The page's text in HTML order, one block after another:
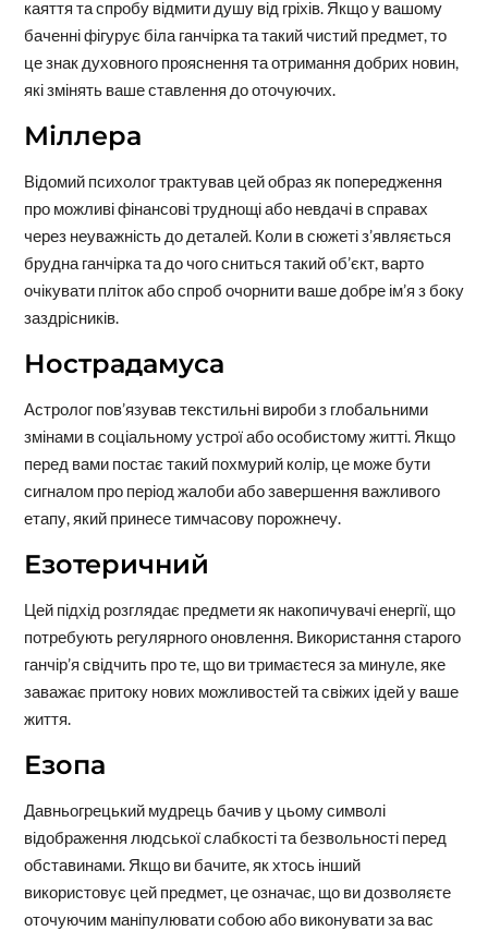
каяття та спробу відмити душу від гріхів. Якщо у вашому
баченні фігурує біла ганчірка та такий чистий предмет, то
це знак духовного прояснення та отримання добрих новин,
які змінять ваше ставлення до оточуючих.
Міллера
Відомий психолог трактував цей образ як попередження
про можливі фінансові труднощі або невдачі в справах
через неуважність до деталей. Коли в сюжеті з’являється
брудна ганчірка та до чого сниться такий об’єкт, варто
очікувати пліток або спроб очорнити ваше добре ім’я з боку
заздрісників.
Нострадамуса
Астролог пов’язував текстильні вироби з глобальними
змінами в соціальному устрої або особистому житті. Якщо
перед вами постає такий похмурий колір, це може бути
сигналом про період жалоби або завершення важливого
етапу, який принесе тимчасову порожнечу.
Езотеричний
Цей підхід розглядає предмети як накопичувачі енергії, що
потребують регулярного оновлення. Використання старого
ганчір’я свідчить про те, що ви тримаєтеся за минуле, яке
заважає притоку нових можливостей та свіжих ідей у ваше
життя.
Езопа
Давньогрецький мудрець бачив у цьому символі
відображення людської слабкості та безвольності перед
обставинами. Якщо ви бачите, як хтось інший
використовує цей предмет, це означає, що ви дозволяєте
оточуючим маніпулювати собою або виконувати за вас